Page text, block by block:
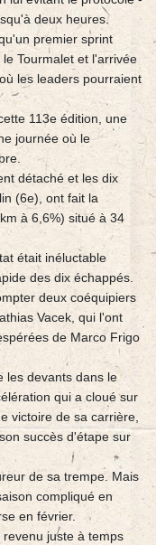
deux heures.
premier sprint
Tourmalet et l'arrivée
les leaders pourraient
113e édition, une
journée où le
détaché et les dix
(6e), ont fait la
à 6,6%) situé à 34
était inéluctable
des dix échappés.
deux coéquipiers
Vacek, qui l'ont
de Marco Frigo
les devants dans le
qui a cloué sur
victoire de sa carrière,
succès d'étape sur
de sa trempe. Mais
compliqué en
en février.
juste à temps